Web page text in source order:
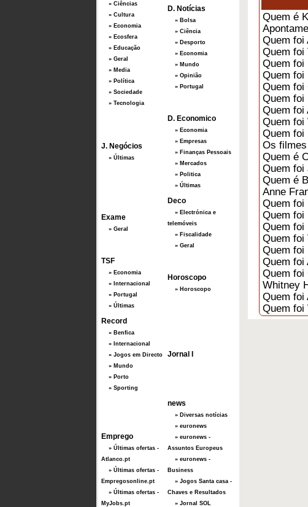
» Ciências
» Cultura
» Economia
» Ecosfera
» Educação
» Geral
» Media
» Política
» Sociedade
» Tecnologia
D. Notícias
» Bolsa
» Ciência
» Desporto
» Economia
» Mundo
» Opinião
» Portugal
J. Negócios
» Últimas
D. Economico
» Economia
» Empresas
» Finanças Pessoais
» Mercados
» Politica
» Últimas
Exame
» Geral
Deco
» Electrónica e
telemóveis
» Fiscalidade
» Geral
TSF
» Economia
» Internacional
» Portugal
» Últimas
Horoscopo
» Horoscopo
Record
» Benfica
» Internacional
» Jogos em Directo
» Mundo
» Porto
» Sporting
Jornal I
Emprego
» Últimas ofertas -
Atlanco.pt
» Últimas ofertas -
Empregosonline.pt
» Últimas ofertas -
MyJobs.pt
news
» Diversas notícias
» euronews
» euronews -
Assuntos Europeus
» euronews -
Business
» Jogos Santa casa -
Chaves e Resultados
» Jornal SOL
Quem é
Quem foi
Quem foi
Quem foi
Quem foi
Quem foi
Quem foi
Quem foi
Quem foi
Quem foi
Os
Quem é
Quem foi
Quem é
Anne
Quem foi
Quem foi
Quem foi
Quem foi
Quem foi
Quem foi
Quem foi
Whitney
Quem foi
Quem foi